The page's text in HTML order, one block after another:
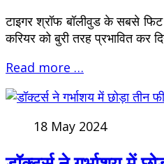
टाइगर श्रॉफ बॉलीवुड के सबसे
करियर को बुरी तरह प्रभावित कर
Read more …
18 May 2024